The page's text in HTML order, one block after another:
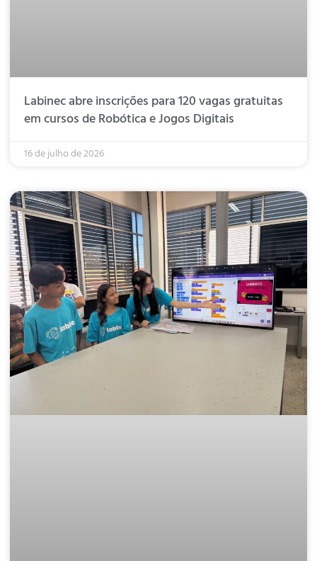
Labinec abre inscrições para 120 vagas gratuitas
em cursos de Robótica e Jogos Digitais
16 de julho de 2026